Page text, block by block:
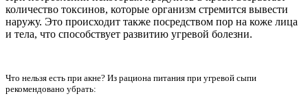
количество токсинов, которые организм стремится вывести
наружу. Это происходит также посредством пор на коже лица
и тела, что способствует развитию угревой болезни.
Что нельзя есть при акне? Из рациона питания при угревой сыпи
рекомендовано убрать: